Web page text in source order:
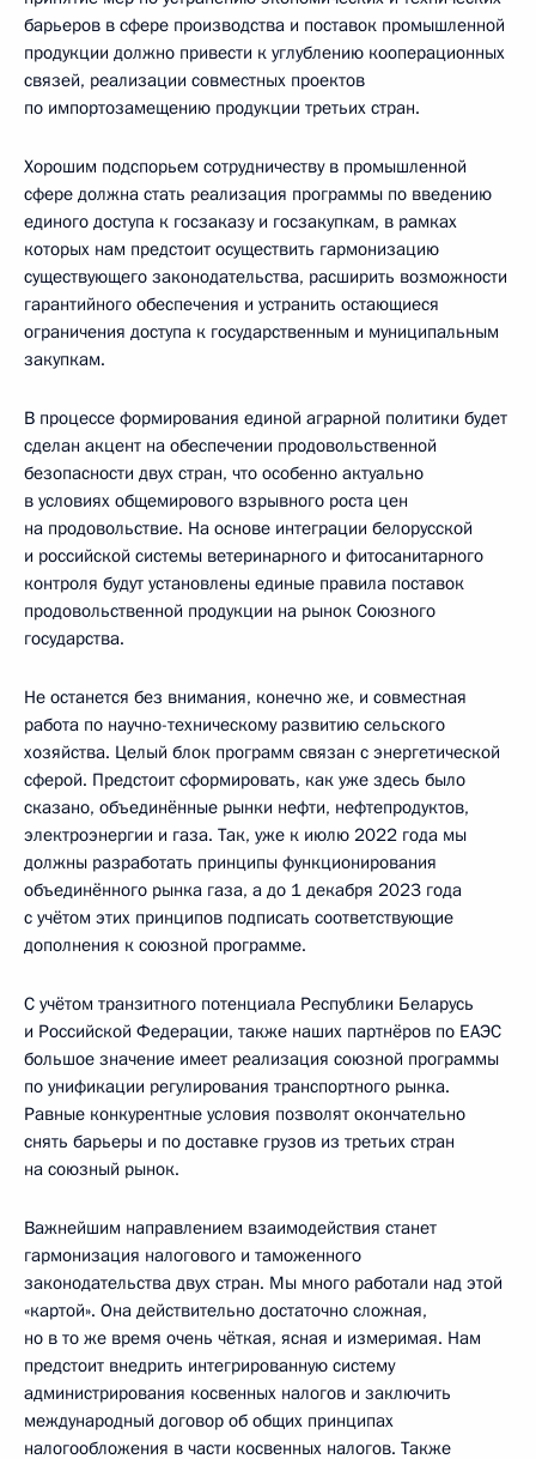
барьеров в сфере производства и поставок промышленной
продукции должно привести к углублению кооперационных
связей, реализации совместных проектов
по импортозамещению продукции третьих стран.
Хорошим подспорьем сотрудничеству в промышленной
сфере должна стать реализация программы по введению
единого доступа к госзаказу и госзакупкам, в рамках
которых нам предстоит осуществить гармонизацию
существующего законодательства, расширить возможности
гарантийного обеспечения и устранить остающиеся
ограничения доступа к государственным и муниципальным
закупкам.
В процессе формирования единой аграрной политики будет
сделан акцент на обеспечении продовольственной
безопасности двух стран, что особенно актуально
в условиях общемирового взрывного роста цен
на продовольствие. На основе интеграции белорусской
и российской системы ветеринарного и фитосанитарного
контроля будут установлены единые правила поставок
продовольственной продукции на рынок Союзного
государства.
Не останется без внимания, конечно же, и совместная
работа по научно-техническому развитию сельского
хозяйства. Целый блок программ связан с энергетической
сферой. Предстоит сформировать, как уже здесь было
сказано, объединённые рынки нефти, нефтепродуктов,
электроэнергии и газа. Так, уже к июлю 2022 года мы
должны разработать принципы функционирования
объединённого рынка газа, а до 1 декабря 2023 года
с учётом этих принципов подписать соответствующие
дополнения к союзной программе.
С учётом транзитного потенциала Республики Беларусь
и Российской Федерации, также наших партнёров по ЕАЭС
большое значение имеет реализация союзной программы
по унификации регулирования транспортного рынка.
Равные конкурентные условия позволят окончательно
снять барьеры и по доставке грузов из третьих стран
на союзный рынок.
Важнейшим направлением взаимодействия станет
гармонизация налогового и таможенного
законодательства двух стран. Мы много работали над этой
«картой». Она действительно достаточно сложная,
но в то же время очень чёткая, ясная и измеримая. Нам
предстоит внедрить интегрированную систему
администрирования косвенных налогов и заключить
международный договор об общих принципах
налогообложения в части косвенных налогов. Также